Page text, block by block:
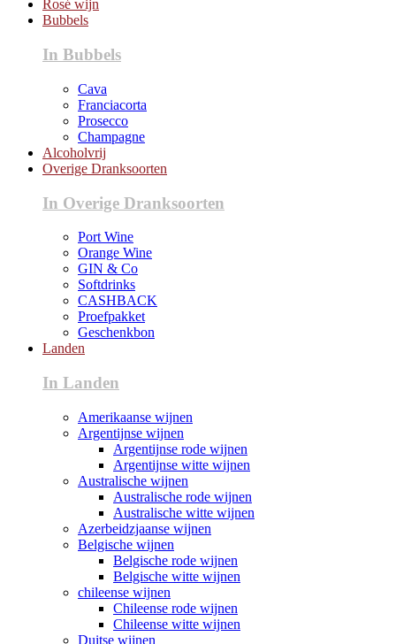
Rosé wijn
Bubbels
In Bubbels
Cava
Franciacorta
Prosecco
Champagne
Alcoholvrij
Overige Dranksoorten
In Overige Dranksoorten
Port Wine
Orange Wine
GIN & Co
Softdrinks
CASHBACK
Proefpakket
Geschenkbon
Landen
In Landen
Amerikaanse wijnen
Argentijnse wijnen
Argentijnse rode wijnen
Argentijnse witte wijnen
Australische wijnen
Australische rode wijnen
Australische witte wijnen
Azerbeidzjaanse wijnen
Belgische wijnen
Belgische rode wijnen
Belgische witte wijnen
chileense wijnen
Chileense rode wijnen
Chileense witte wijnen
Duitse wijnen